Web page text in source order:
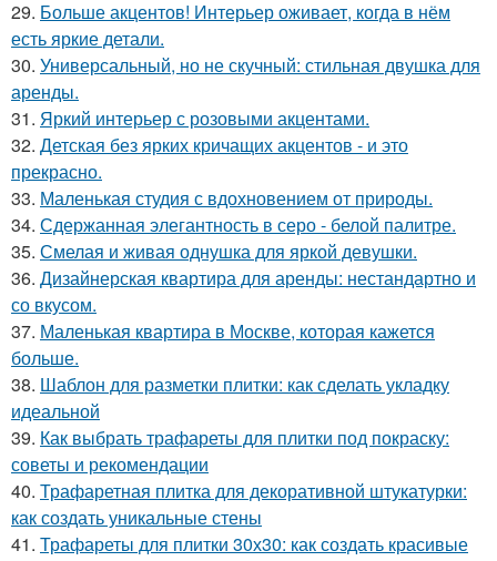
29. Больше акцентов! Интерьер оживает, когда в нём
есть яркие детали.
30. Универсальный, но не скучный: стильная двушка для
аренды.
31. Яркий интерьер с розовыми акцентами.
32. Детская без ярких кричащих акцентов - и это
прекрасно.
33. Маленькая студия с вдохновением от природы.
34. Сдержанная элегантность в серо - белой палитре.
35. Смелая и живая однушка для яркой девушки.
36. Дизайнерская квартира для аренды: нестандартно и
со вкусом.
37. Маленькая квартира в Москве, которая кажется
больше.
38. Шаблон для разметки плитки: как сделать укладку
идеальной
39. Как выбрать трафареты для плитки под покраску:
советы и рекомендации
40. Трафаретная плитка для декоративной штукатурки:
как создать уникальные стены
41. Трафареты для плитки 30х30: как создать красивые